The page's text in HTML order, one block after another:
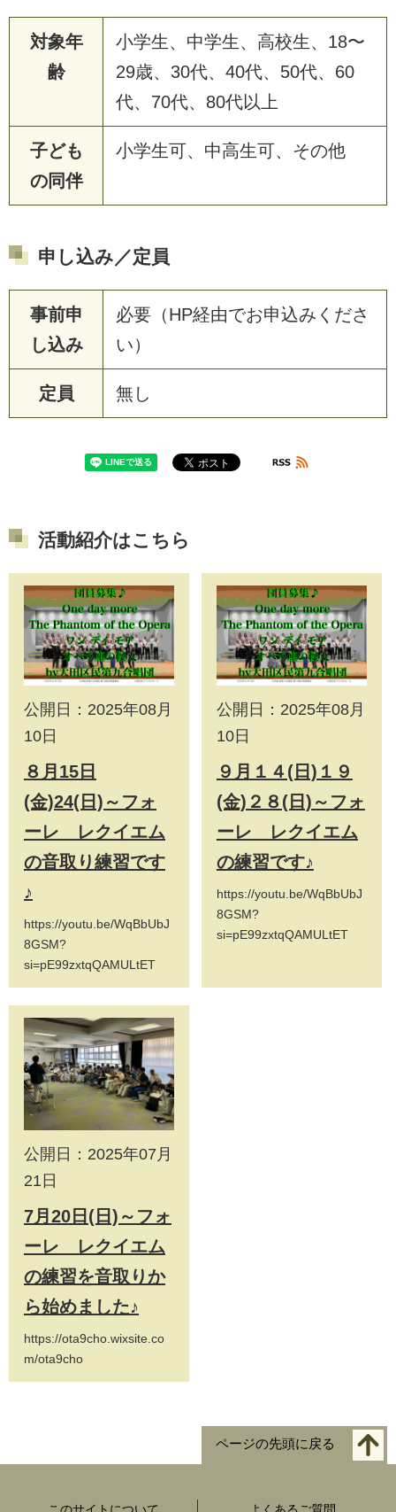
対象年
齢
小学生、中学生、高校生、18〜
29歳、30代、40代、50代、60
代、70代、80代以上
子ども
の同伴
小学生可、中高生可、その他
申し込み／定員
事前申
し込み
必要（HP経由でお申込みくださ
い）
定員 無し
活動紹介はこちら
公開日：2025年08月
10日
８月15日
(金)24(日)～フォ
ーレ レクイエム
の音取り練習です
♪
https://youtu.be/WqBbUbJ
8GSM?
si=pE99zxtqQAMULtET
公開日：2025年08月
10日
９月１４(日)１９
(金)２８(日)～フォ
ーレ レクイエム
の練習です♪
https://youtu.be/WqBbUbJ
8GSM?
si=pE99zxtqQAMULtET
公開日：2025年07月
21日
7月20日(日)～フォ
ーレ レクイエム
の練習を音取りか
ら始めました♪
https://ota9cho.wixsite.co
m/ota9cho
ページの先頭に戻る